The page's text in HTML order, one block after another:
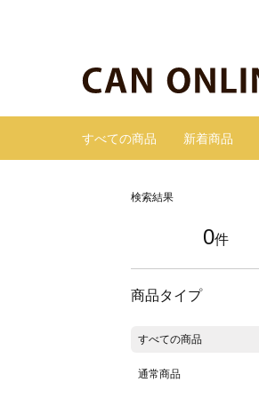
すべての商品 新着商品
検索結果
0件
商品タイプ
すべての商品
通常商品